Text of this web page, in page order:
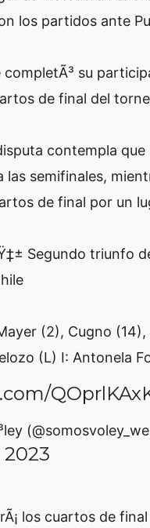
los partidos ante
su
de final del
contempla
las semifinales,
de final por un
Segundo triunfo
Mayer (2), Cugno
(L) I: Antonela
los cuartos de